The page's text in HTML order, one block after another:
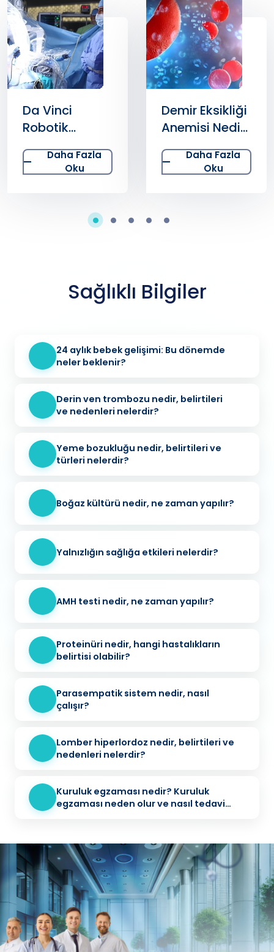
Da Vinci
Robotik
Cerrahi
Sistemi Nedir
ve
Daha Fazla
Oku
Demir Eksikliği
Anemisi Nedir?
Teşhis ve
Tedavi Süreci
Daha Fazla
Oku
Sağlıklı Bilgiler
24 aylık bebek gelişimi: Bu dönemde
neler beklenir?
Derin ven trombozu nedir, belirtileri
ve nedenleri nelerdir?
Yeme bozukluğu nedir, belirtileri ve
türleri nelerdir?
Boğaz kültürü nedir, ne zaman yapılır?
Yalnızlığın sağlığa etkileri nelerdir?
AMH testi nedir, ne zaman yapılır?
Proteinüri nedir, hangi hastalıkların
belirtisi olabilir?
Parasempatik sistem nedir, nasıl
çalışır?
Lomber hiperlordoz nedir, belirtileri ve
nedenleri nelerdir?
Kuruluk egzaması nedir? Kuruluk
egzaması neden olur ve nasıl tedavi